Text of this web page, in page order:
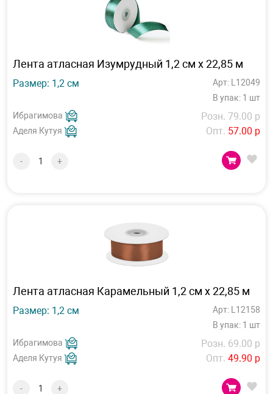
Лента атласная Изумрудный 1,2 см х 22,85 м
Размер: 1,2 см
Арт: L12049
В упак: 1 шт
Ибрагимова
Аделя Кутуя
Розн. 79.00 р
Опт. 57.00 р
- +
Лента атласная Карамельный 1,2 см х 22,85 м
Размер: 1,2 см
Арт: L12158
В упак: 1 шт
Ибрагимова
Аделя Кутуя
Розн. 69.00 р
Опт. 49.90 р
- +